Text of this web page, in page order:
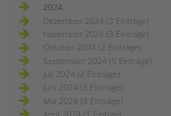
2024
Dezember 2024 (3 Einträge)
November 2024 (3 Einträge)
Oktober 2024 (2 Einträge)
September 2024 (5 Einträge)
Juli 2024 (2 Einträge)
Juni 2024 (3 Einträge)
Mai 2024 (3 Einträge)